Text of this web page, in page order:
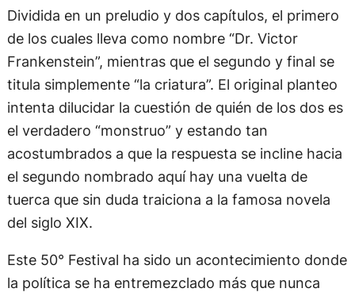
Dividida en un preludio y dos capítulos, el primero
de los cuales lleva como nombre “Dr. Victor
Frankenstein”, mientras que el segundo y final se
titula simplemente “la criatura”. El original planteo
intenta dilucidar la cuestión de quién de los dos es
el verdadero “monstruo” y estando tan
acostumbrados a que la respuesta se incline hacia
el segundo nombrado aquí hay una vuelta de
tuerca que sin duda traiciona a la famosa novela
del siglo XIX.
Este 50° Festival ha sido un acontecimiento donde
la política se ha entremezclado más que nunca